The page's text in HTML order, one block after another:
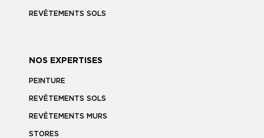
REVÊTEMENTS SOLS
NOS EXPERTISES
PEINTURE
REVÊTEMENTS SOLS
REVÊTEMENTS MURS
STORES